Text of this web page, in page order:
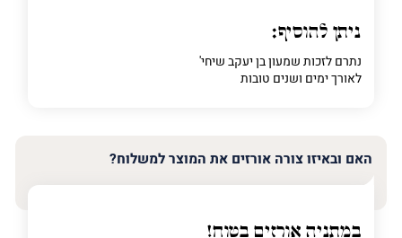
ניתן להוסיף:
נתרם לזכות שמעון בן יעקב שיחי'
לאורך ימים ושנים טובות
האם ובאיזו צורה אורזים את המוצר למשלוח?
במתניה אורזים בטוח!